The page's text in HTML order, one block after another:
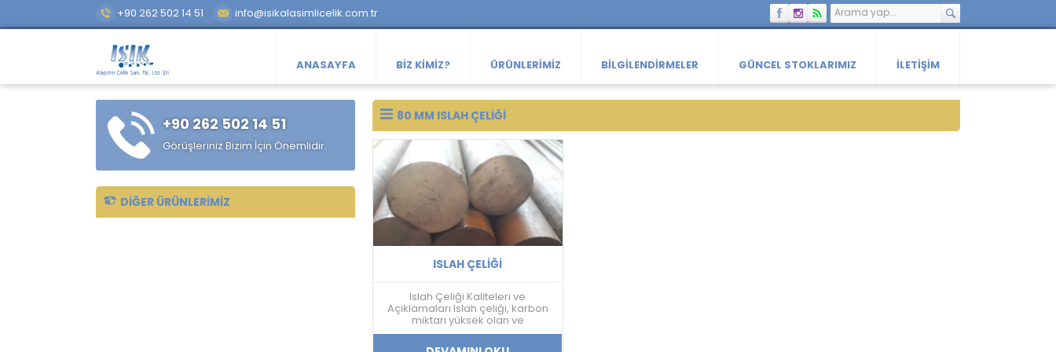
+90 262 502 14 51 info@isikalasimlicelik.com.tr
ANASAYFA BIZ KIMIZ? ÜRÜNLERIMIZ BILGILENDIRMELER GÜNCEL STOKLARIMIZ İLETIŞIM
80 MM ISLAH ÇELIĞI
ISLAH ÇELIĞI
Islah Çeliği Kaliteleri ve
Açıklamaları Islah çeliği, karbon
miktarı yüksek olan ve
sertleştirme işlemine uygun olan
çeliklerdir. Islah çeliği, farklı
+90 262 502 14 51
Görüşleriniz Bizim İçin Önemlidir.
DIĞER ÜRÜNLERIMIZ